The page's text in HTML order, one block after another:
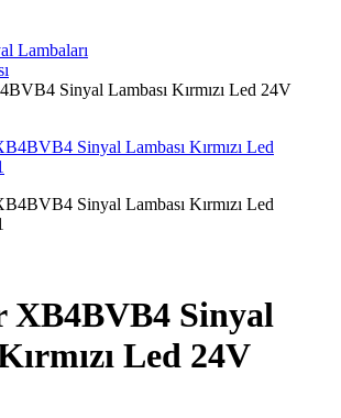
Lambaları
Sinyal Lambası Kırmızı Led 24V
XB4BVB4 Sinyal
Led 24V